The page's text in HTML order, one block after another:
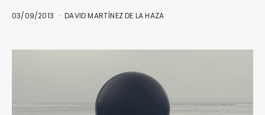
03/09/2013 DAVID MARTÍNEZ DE LA HAZA